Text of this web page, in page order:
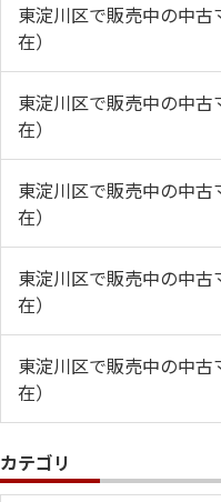
東淀川区で販売中の中
在）
東淀川区で販売中の中
在）
東淀川区で販売中の中
在）
東淀川区で販売中の中
在）
東淀川区で販売中の中
在）
カテゴリ